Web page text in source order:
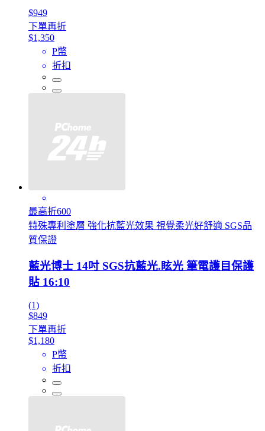
$949
下單再折
$1,350
P幣
折扣
最高折600
特殊專利塗層 強化抗藍光效果 視覺柔光好舒適 SGS品
質保證
藍光博士 14吋 SGS抗藍光.眩光 筆電護目保護
貼 16:10
(1)
$849
下單再折
$1,180
P幣
折扣